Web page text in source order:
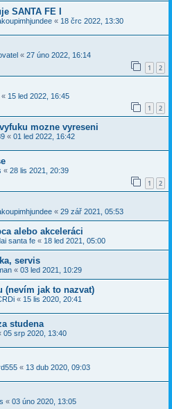
SANTA FE I
« 18 črc 2022, 13:30
« 27 úno 2022, 16:14
1 2
« 15 led 2022, 16:45
1 2
mozne vyreseni
« 01 led 2022, 16:42
« 28 lis 2021, 20:39
1 2
« 29 zář 2021, 05:53
alebo akceleráci
santa fe « 18 led 2021, 05:00
servis
« 03 led 2021, 10:29
(nevím jak to nazvat)
« 15 lis 2020, 20:41
studena
05 srp 2020, 13:40
« 13 dub 2020, 09:03
« 03 úno 2020, 13:05